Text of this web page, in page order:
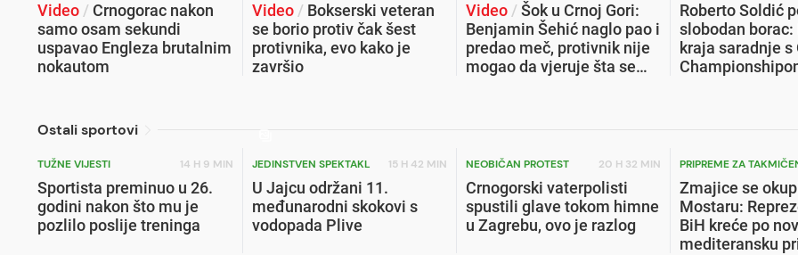
Video / Crnogorac nakon
samo osam sekundi
uspavao Engleza brutalnim
nokautom
Video / Bokserski veteran
se borio protiv čak šest
protivnika, evo kako je
završio
Video / Šok u Crnoj Gori:
Benjamin Šehić naglo pao i
predao meč, protivnik nije
mogao da vjeruje šta se
Roberto Soldić
slobodan borac:
kraja saradnje s
Ostali sportovi
TUŽNE VIJESTI 14 H 9 MIN
Sportista preminuo u 26.
godini nakon što mu je
pozlilo poslije treninga
JEDINSTVEN SPEKTAKL 15 H 42 MIN
U Jajcu održani 11.
međunarodni skokovi s
vodopada Plive
NEOBIČAN PROTEST 20 H 32 MIN
Crnogorski vaterpolisti
spustili glave tokom himne
u Zagrebu, ovo je razlog
PRIPREME ZA
Zmajice se
Mostaru:
BiH kreće po
mediteransku